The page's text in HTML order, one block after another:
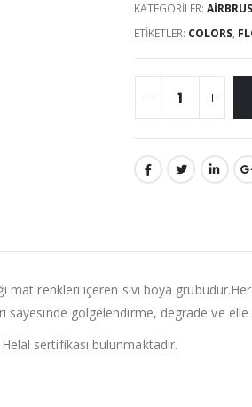
KATEGORILER:
ETIKETLER: COLORS,
mat renkleri içeren sıvı boya
gölgelendirme, degrade ve
sertifikası bulunmaktadır.